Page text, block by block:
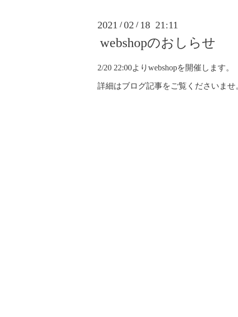
2021 /02 / 18 21:11
webshopのおしらせ
2/20 22:00よりwebshopを開催します。
詳細はブログ記事をご覧くださいませ